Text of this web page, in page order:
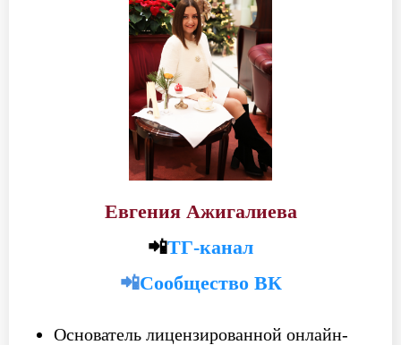
Евгения Ажигалиева
📲ТГ-канал
📲Сообщество ВК
Основатель лицензированной онлайн-